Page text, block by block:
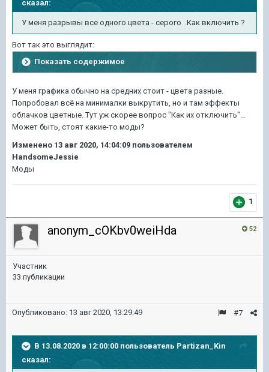
сказал:
У меня разрывы все одного цвета - серого .Как включить ?
Вот так это выглядит:
Показать содержимое
У меня графика обычно на средних стоит - цвета разные.
Попробовал всё на минималки выкрутить, но и там эффекты
облачков цветные. Тут уж скорее вопрос "Как их отключить"...
Может быть, стоят какие-то моды?
Изменено 13 авг 2020, 14:04:09 пользователем
HandsomeJessie
Моды
1
52
anonym_cOKbv0weiHda
Участник
33 публикации
#7
Опубликовано: 13 авг 2020, 13:29:49
В 13.08.2020 в 12:00:00 пользователь Partizan_Kin
сказал: